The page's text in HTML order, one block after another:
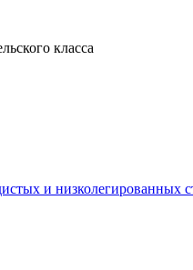
класса
и низколегированных